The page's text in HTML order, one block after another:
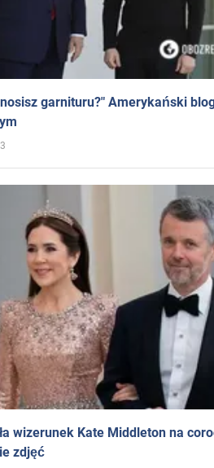
garnituru?" Amerykański
3
wizerunek Kate Middleton na
zdjęć